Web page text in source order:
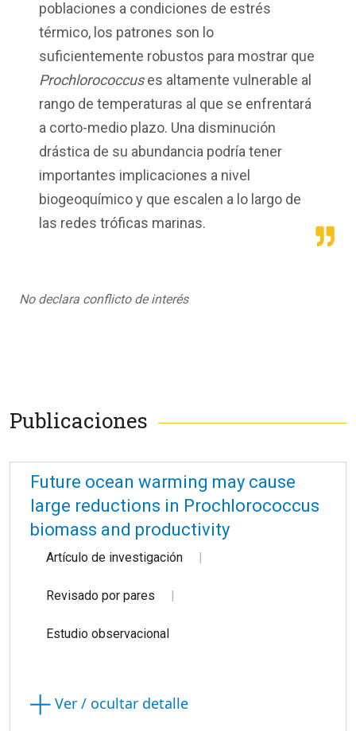
poblaciones a condiciones de estrés
térmico, los patrones son lo
suficientemente robustos para mostrar que
Prochlorococcus es altamente vulnerable al
rango de temperaturas al que se enfrentará
a corto-medio plazo. Una disminución
drástica de su abundancia podría tener
importantes implicaciones a nivel
biogeoquímico y que escalen a lo largo de
las redes tróficas marinas.
No declara conflicto de interés
Publicaciones
Future ocean warming may cause
large reductions in Prochlorococcus
biomass and productivity
Artículo de investigación
Revisado por pares
Estudio observacional
Ver / ocultar detalle